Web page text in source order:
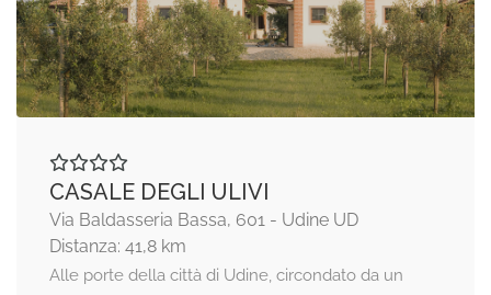
CASALE DEGLI ULIVI
Via Baldasseria Bassa, 601 - Udine UD
Distanza: 41,8 km
Alle porte della città di Udine, circondato da un